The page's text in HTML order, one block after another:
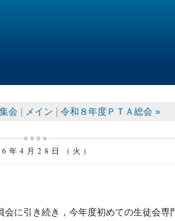
会 メイン 令和８年度ＰＴＡ総会 »
年4月28日 (火)
に引き続き，今年度初めての生徒会専